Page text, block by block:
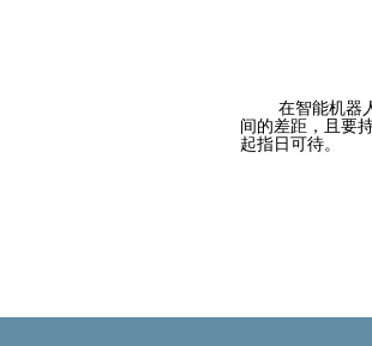
在智能机器人
间的差距，且要
起指日可待。